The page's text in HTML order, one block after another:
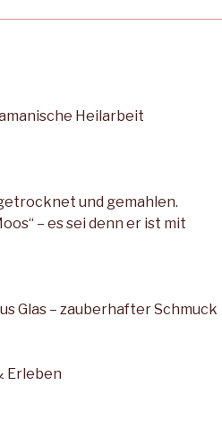
Heilarbeit
und gemahlen.
– es sei denn er ist mit
Glas – zauberhafter Schmuck
Erleben